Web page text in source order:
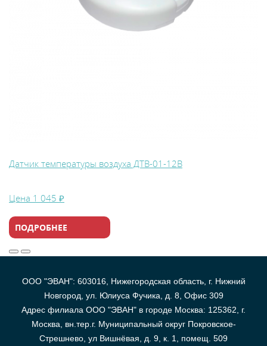
Датчик температуры воздуха ДТВ-01-12В
Цена 1 045 ₽
ПОДРОБНЕЕ
ООО "ЭВАН": 603016, Нижегородская область, г. Нижний
Новгород, ул. Юлиуса Фучика, д. 8, Офис 309
Адрес филиала ООО "ЭВАН" в городе Москва: 125362, г.
Москва, вн.тер.г. Муниципальный округ Покровское-
Стрешнево, ул Вишнёвая, д. 9, к. 1, помещ. 509